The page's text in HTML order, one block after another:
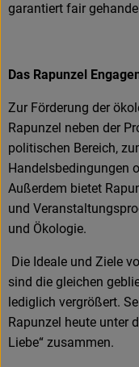
garantiert fair
Das Rapunzel
Zur Förderung der
Rapunzel neben der
politischen Bereich,
Handelsbedingungen
Außerdem bietet
und
und Ökologie.
Die Ideale und Ziele
sind die gleichen
lediglich vergrößert.
Rapunzel heute unter
Liebe“ zusammen.